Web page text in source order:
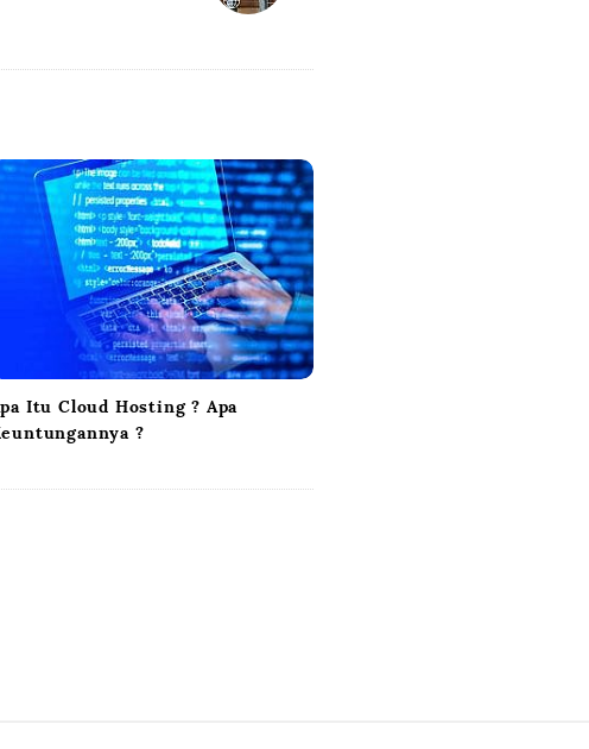
Itu Cloud Hosting ? Apa
?